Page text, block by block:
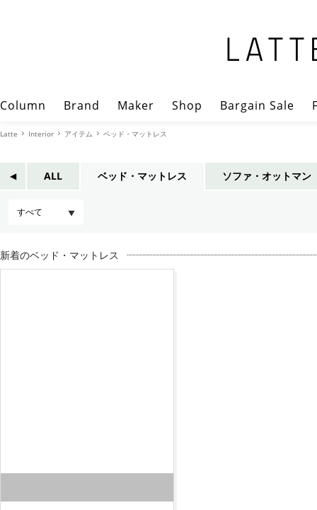
Column Brand Maker Shop Bargain Sale
Latte Interior アイテム ベッド・マットレス
◀︎ ALL ベッド・マットレス ソファ・オットマン
新着のベッド・マットレス